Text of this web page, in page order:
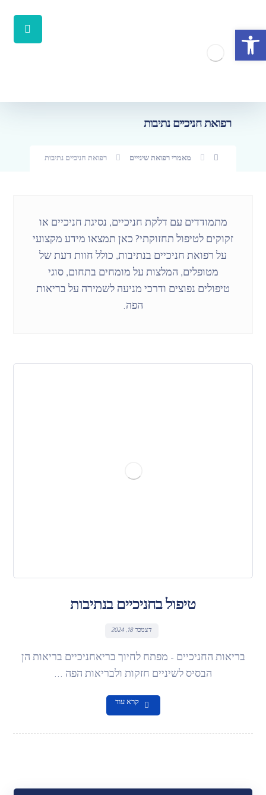
פתח סרגל נגישות
רפואת חניכיים נתיבות
מאמרי רפואת שינייים רפואת חניכיים נתיבות
מתמודדים עם דלקת חניכיים, נסיגת חניכיים או
זקוקים לטיפול תחזוקתי? כאן תמצאו מידע מקצועי
על רפואת חניכיים בנתיבות, כולל חוות דעת של
מטופלים, המלצות על מומחים בתחום, סוגי
טיפולים נפוצים ודרכי מניעה לשמירה על בריאות
הפה.
טיפול בחניכיים בנתיבות
דצמבר 18, 2024
בריאות החניכיים – מפתח לחיוך בריאחניכיים בריאות הן
הבסיס לשיניים חזקות ולבריאות הפה ...
קרא עוד